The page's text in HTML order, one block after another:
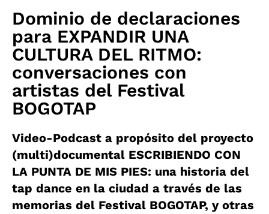
Dominio de declaraciones
para EXPANDIR UNA
CULTURA DEL RITMO:
conversaciones con
artistas del Festival
BOGOTAP
Video-Podcast a propósito del proyecto
(multi)documental ESCRIBIENDO CON
LA PUNTA DE MIS PIES: una historia del
tap dance en la ciudad a través de las
memorias del Festival BOGOTAP, y otras